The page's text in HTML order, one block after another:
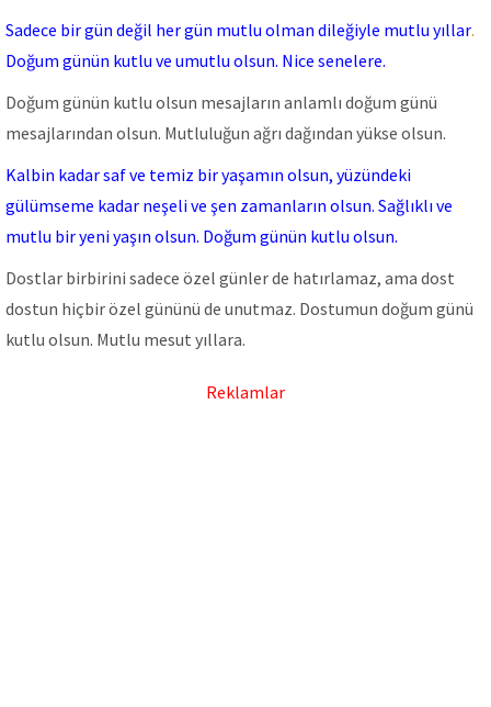
Sadece bir gün değil her gün mutlu olman dileğiyle mutlu yıllar.
Doğum günün kutlu ve umutlu olsun. Nice senelere.
Doğum günün kutlu olsun mesajların anlamlı doğum günü
mesajlarından olsun. Mutluluğun ağrı dağından yükse olsun.
Kalbin kadar saf ve temiz bir yaşamın olsun, yüzündeki
gülümseme kadar neşeli ve şen zamanların olsun. Sağlıklı ve
mutlu bir yeni yaşın olsun. Doğum günün kutlu olsun.
Dostlar birbirini sadece özel günler de hatırlamaz, ama dost
dostun hiçbir özel gününü de unutmaz. Dostumun doğum günü
kutlu olsun. Mutlu mesut yıllara.
Reklamlar